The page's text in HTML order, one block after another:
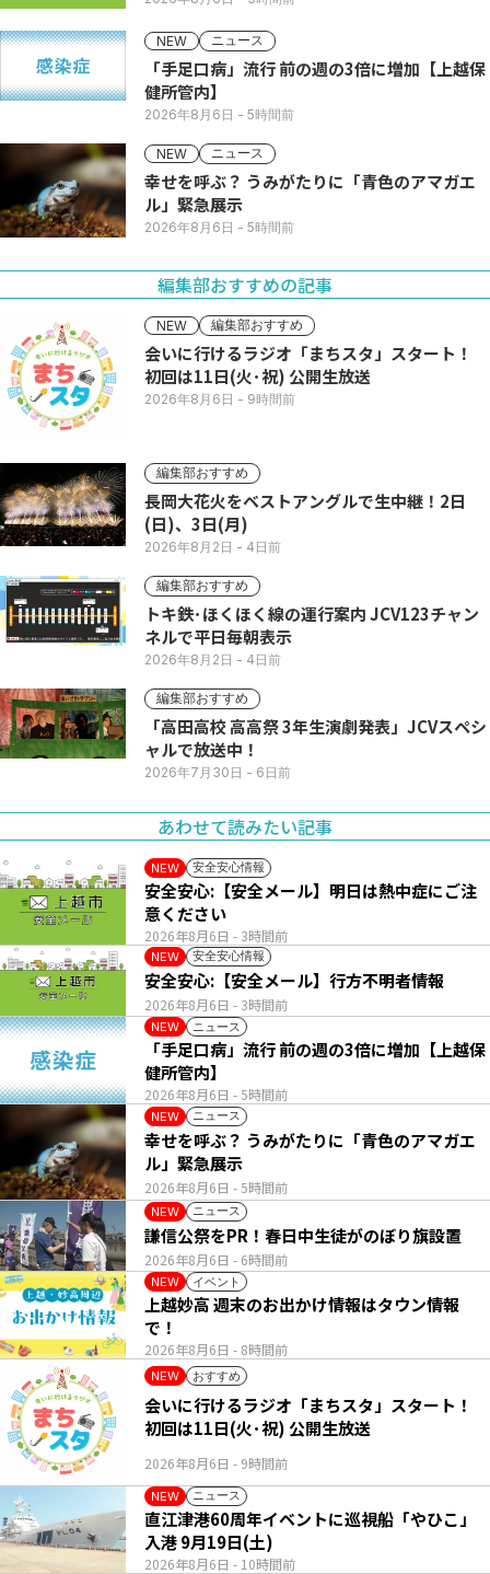
NEW ニュース
「手足口病」流行 前の週の3倍に増加【上越保
健所管内】
2026年8月6日 - 5時間前
NEW ニュース
幸せを呼ぶ？ うみがたりに「青色のアマガエ
ル」緊急展示
2026年8月6日 - 5時間前
編集部おすすめの記事
NEW 編集部おすすめ
会いに行けるラジオ「まちスタ」スタート！
初回は11日(火･祝) 公開生放送
2026年8月6日 - 9時間前
編集部おすすめ
長岡大花火をベストアングルで生中継！2日
(日)、3日(月)
2026年8月2日 - 4日前
編集部おすすめ
トキ鉄･ほくほく線の運行案内 JCV123チャン
ネルで平日毎朝表示
2026年8月2日 - 4日前
編集部おすすめ
「高田高校 高高祭 3年生演劇発表」JCVスペシ
ャルで放送中！
2026年7月30日 - 6日前
あわせて読みたい記事
NEW 安全安心情報
2026年8月6日 - 3時間前
安全安心:【安全メール】明日は熱中症にご注
意ください
NEW 安全安心情報
2026年8月6日 - 3時間前
安全安心:【安全メール】行方不明者情報
NEW ニュース
2026年8月6日 - 5時間前
「手足口病」流行 前の週の3倍に増加【上越保
健所管内】
NEW ニュース
2026年8月6日 - 5時間前
幸せを呼ぶ？ うみがたりに「青色のアマガエ
ル」緊急展示
NEW ニュース
2026年8月6日 - 6時間前
謙信公祭をPR！春日中生徒がのぼり旗設置
NEW イベント
2026年8月6日 - 8時間前
上越妙高 週末のお出かけ情報はタウン情報
で！
NEW おすすめ
2026年8月6日 - 9時間前
会いに行けるラジオ「まちスタ」スタート！
初回は11日(火･祝) 公開生放送
NEW ニュース
2026年8月6日 - 10時間前
直江津港60周年イベントに巡視船「やひこ」
入港 9月19日(土)